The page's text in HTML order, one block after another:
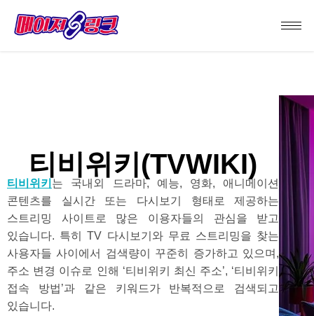
티비위키(TVWIKI)
티비위키 는 국내외 드라마, 예능, 영화, 애니메이션
콘텐츠를 실시간 또는 다시보기 형태로 제공하는
스트리밍 사이트로 많은 이용자들의 관심을 받고
있습니다. 특히 TV 다시보기와 무료 스트리밍을 찾는
사용자들 사이에서 검색량이 꾸준히 증가하고 있으며,
주소 변경 이슈로 인해 ‘티비위키 최신 주소’, ‘티비위키
접속 방법’과 같은 키워드가 반복적으로 검색되고
있습니다.